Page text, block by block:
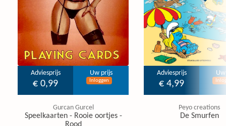
Adviesprijs
€ 0,99
Uw prijs
Inloggen
Gurcan Gurcel
Speelkaarten - Rooie oortjes -
Adviesprijs
€ 4,99
Peyo creations
De Smurfen